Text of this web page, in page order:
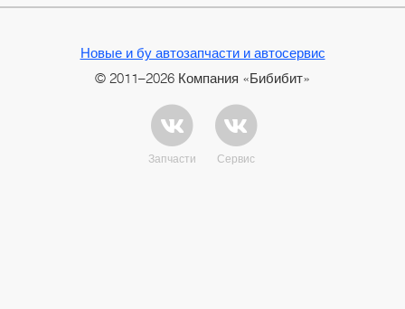
Новые и бу автозапчасти и автосервис
© 2011–2026 Компания «Бибибит»
Запчасти Сервис